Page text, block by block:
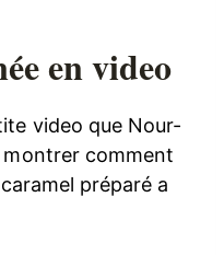
en video
video que Nour-
montrer comment
préparé a